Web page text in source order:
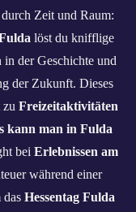
Zeit und Raum:
löst du knifflige
der Geschichte und
der Zukunft. Dieses
zu Freizeitaktivitäten
kann man in Fulda
bei Erlebnissen am
während einer
das Hessentag Fulda